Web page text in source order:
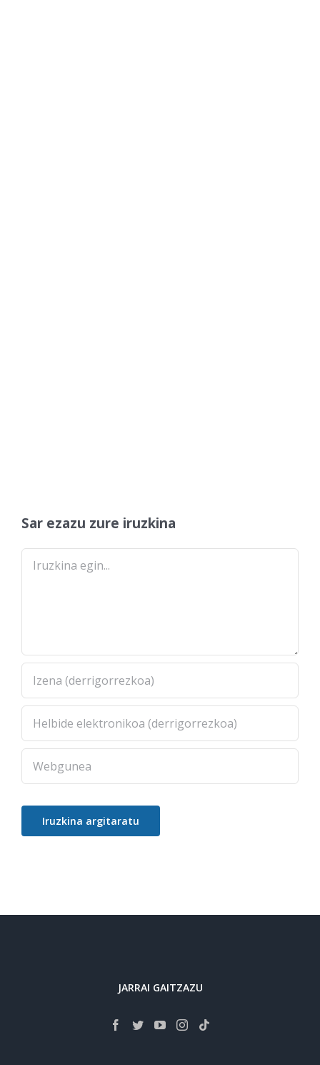
Sar ezazu zure iruzkina
Comment
JARRAI GAITZAZU